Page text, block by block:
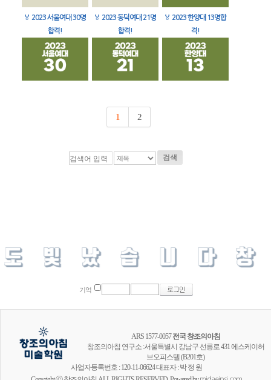
🏅 2023 서울여대 30명
합격!
🏅 2023 동덕여대 21명
합격!
🏅 2023 한양대 13명합
격!
1 2
검색
기억
ARS 1577-0057전국 창조의아침
창조의아침 연구소 :서울특별시 강남구 선릉로 431 에스케이허
브오피스텔 (B201호)
사업자등록번호 : 120-11-06624 대표자 : 박 정 원